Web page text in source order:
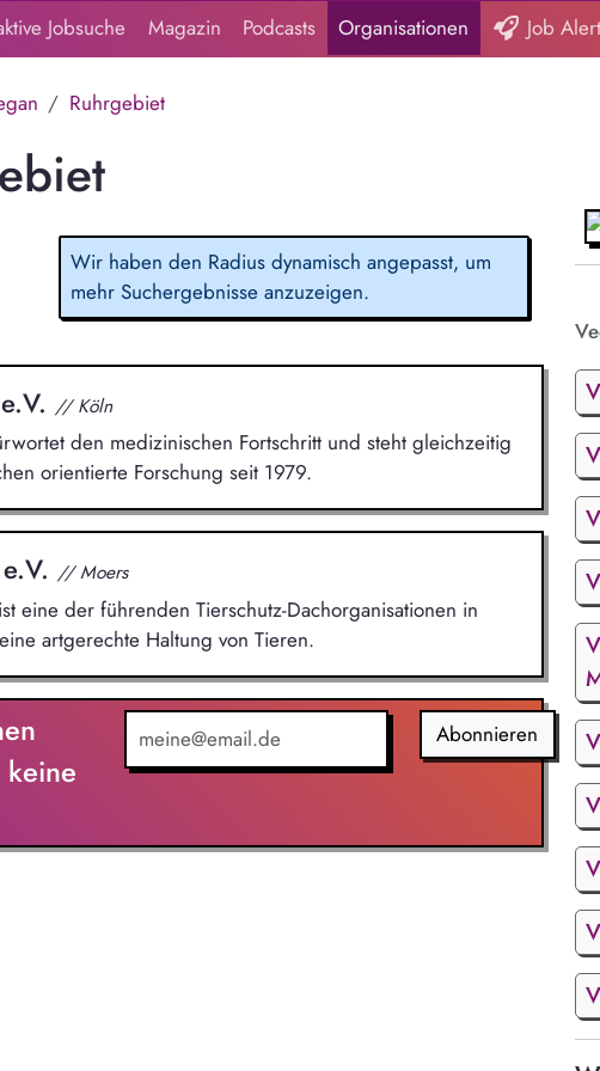
Jobsuche Magazin Podcasts Organisationen Job
Ruhrgebiet
Wir haben den Radius dynamisch angepasst, um
mehr Suchergebnisse anzuzeigen.
// Köln
den medizinischen Fortschritt und steht gleichzeitig
orientierte Forschung seit 1979.
// Moers
eine der führenden Tierschutz-Dachorganisationen in
artgerechte Haltung von Tieren.
Abonnieren